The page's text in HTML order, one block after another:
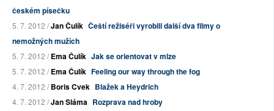
českém písečku
5. 7. 2012 /Jan Čulík Čeští režiséři vyrobili další dva filmy o
nemožných mužích
5. 7. 2012 /Ema Čulík Jak se orientovat v mlze
5. 7. 2012 /Ema Čulík Feeling our way through the fog
4. 7. 2012 /Boris Cvek Blažek a Heydrich
4. 7. 2012 /Jan Sláma Rozprava nad hroby